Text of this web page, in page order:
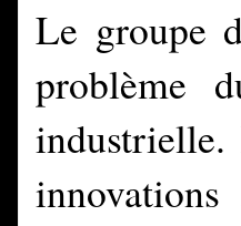
Le groupe
problème
innovations